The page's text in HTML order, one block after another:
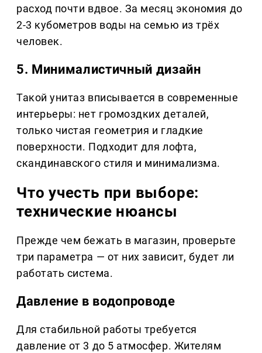
расход почти вдвое. За месяц экономия до
2-3 кубометров воды на семью из трёх
человек.
5. Минималистичный дизайн
Такой унитаз вписывается в современные
интерьеры: нет громоздких деталей,
только чистая геометрия и гладкие
поверхности. Подходит для лофта,
скандинавского стиля и минимализма.
Что учесть при выборе:
технические нюансы
Прежде чем бежать в магазин, проверьте
три параметра — от них зависит, будет ли
работать система.
Давление в водопроводе
Для стабильной работы требуется
давление от 3 до 5 атмосфер. Жителям